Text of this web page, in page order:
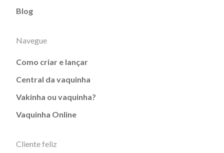
Blog
Navegue
Como criar e lançar
Central da vaquinha
Vakinha ou vaquinha?
Vaquinha Online
Cliente feliz